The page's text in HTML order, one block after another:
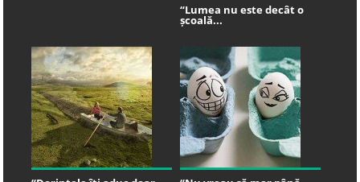
“Lumea nu este decât o
școală...